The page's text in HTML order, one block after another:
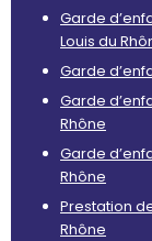
Garde
Louis du
Garde
Garde
Rhône
Garde
Rhône
Prestation
Rhône